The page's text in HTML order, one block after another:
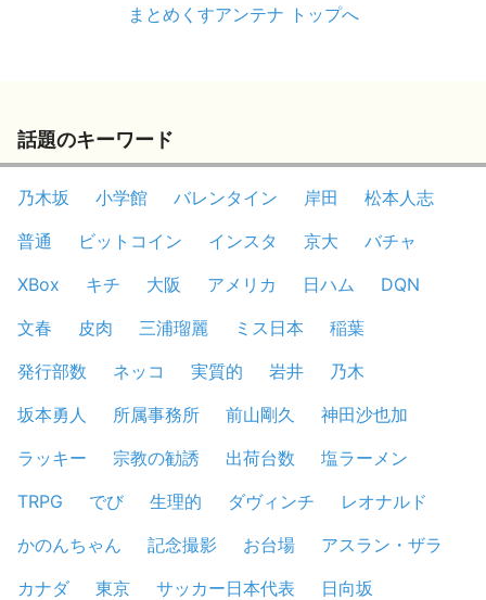
まとめくすアンテナ トップへ
話題のキーワード
乃木坂 小学館 バレンタイン 岸田
松本人志
普通
ビットコイン インスタ 京大
バチャ
XBox
キチ 大阪 アメリカ 日ハム
DQN
文春
皮肉 三浦瑠麗 ミス日本
稲葉
発行部数
ネッコ 実質的 岩井
乃木
坂本勇人
所属事務所 前山剛久
神田沙也加
ラッキー
宗教の勧誘 出荷台数
塩ラーメン
TRPG
でび 生理的 ダヴィンチ
レオナルド
かのんちゃん
記念撮影 お台場
アスラン・ザラ
カナダ
東京 サッカー日本代表
日向坂